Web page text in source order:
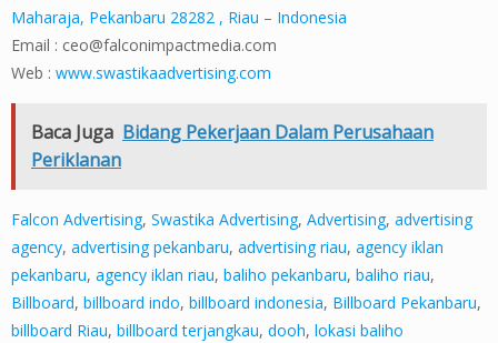
Maharaja, Pekanbaru 28282 , Riau – Indonesia
Email : ceo@falconimpactmedia.com
Web : www.swastikaadvertising.com
Baca Juga Bidang Pekerjaan Dalam Perusahaan
Periklanan
Falcon Advertising, Swastika Advertising, Advertising, advertising
agency, advertising pekanbaru, advertising riau, agency iklan
pekanbaru, agency iklan riau, baliho pekanbaru, baliho riau,
Billboard, billboard indo, billboard indonesia, Billboard Pekanbaru,
billboard Riau, billboard terjangkau, dooh, lokasi baliho